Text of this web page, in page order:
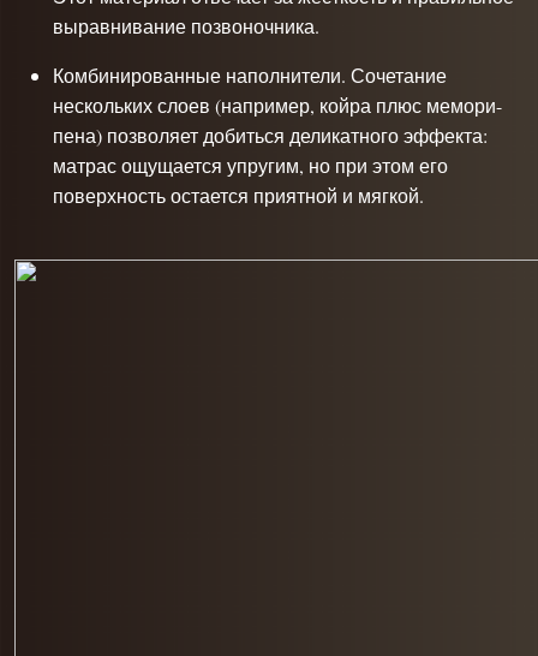
выравнивание позвоночника.
Комбинированные наполнители. Сочетание
нескольких слоев (например, койра плюс мемори-
пена) позволяет добиться деликатного эффекта:
матрас ощущается упругим, но при этом его
поверхность остается приятной и мягкой.